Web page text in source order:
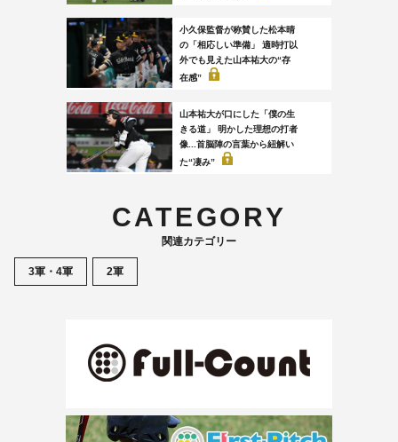
小久保監督が称賛した松本晴
の「相応しい準備」 適時打以
外でも見えた山本祐大の“存
在感”
山本祐大が口にした「僕の生
きる道」 明かした理想の打者
像...首脳陣の言葉から紐解い
た“凄み”
CATEGORY
関連カテゴリー
3軍・4軍 2軍